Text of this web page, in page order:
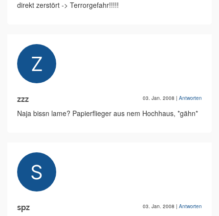
direkt zerstört -> Terrorgefahr!!!!!
zzz 03. Jan. 2008 | Antworten
Naja bissn lame? Papierflieger aus nem Hochhaus, *gähn*
spz 03. Jan. 2008 | Antworten